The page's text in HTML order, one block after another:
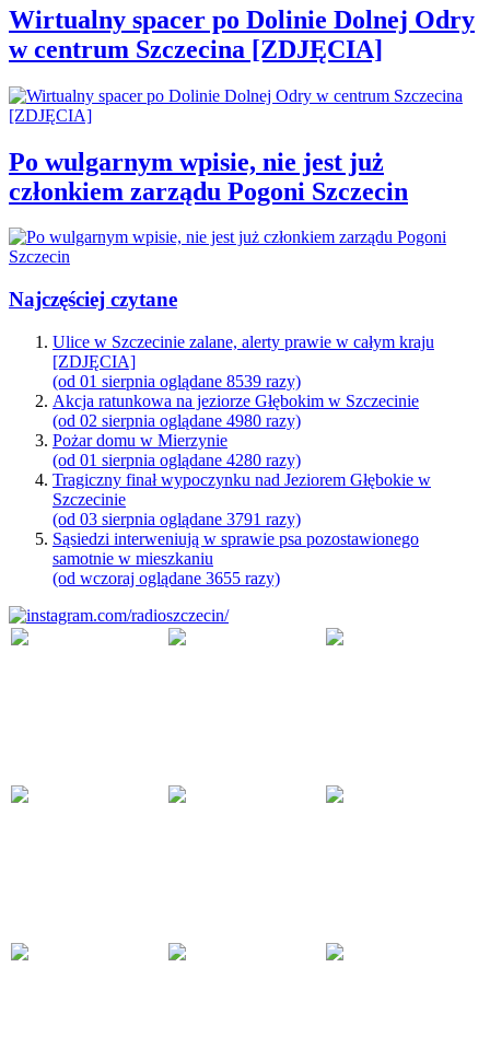
Wirtualny spacer po Dolinie Dolnej Odry
w centrum Szczecina [ZDJĘCIA]
Po wulgarnym wpisie, nie jest już
członkiem zarządu Pogoni Szczecin
Najczęściej czytane
Ulice w Szczecinie zalane, alerty prawie w całym kraju
[ZDJĘCIA]
(od 01 sierpnia oglądane 8539 razy)
Akcja ratunkowa na jeziorze Głębokim w Szczecinie
(od 02 sierpnia oglądane 4980 razy)
Pożar domu w Mierzynie
(od 01 sierpnia oglądane 4280 razy)
Tragiczny finał wypoczynku nad Jeziorem Głębokie w
Szczecinie
(od 03 sierpnia oglądane 3791 razy)
Sąsiedzi interweniują w sprawie psa pozostawionego
samotnie w mieszkaniu
(od wczoraj oglądane 3655 razy)